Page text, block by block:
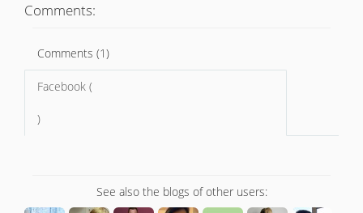
Comments:
Comments (1)
Facebook (
)
See also the blogs of other users: